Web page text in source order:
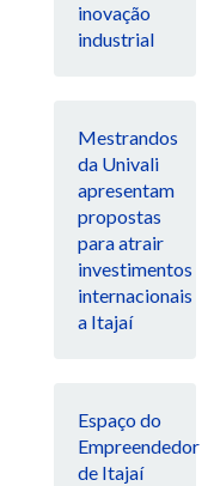
inovação
industrial
Mestrandos
da Univali
apresentam
propostas
para atrair
investimentos
internacionais
a Itajaí
Espaço do
Empreendedor
de Itajaí